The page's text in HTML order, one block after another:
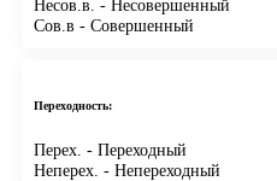
Несов.в. - Несовершенный
Сов.в - Совершенный
Переходность:
Перех. - Переходный
Неперех. - Непереходный